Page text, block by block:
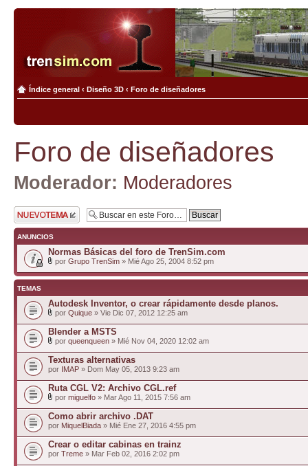
Índice general ‹ Diseño 3D ‹ Foro de diseñadores
Foro de diseñadores
Moderador: Moderadores
Publicar un nuevo
tema
ANUNCIOS
Normas Básicas del foro de TrenSim.com
por Grupo TrenSim » Mié Ago 25, 2004 8:52 pm
TEMAS
Autodesk Inventor, o crear rápidamente desde planos.
por Quique » Vie Dic 07, 2012 12:25 am
Blender a MSTS
por queenqueen » Mié Nov 04, 2020 12:02 am
Texturas alternativas
por IMAP » Dom May 05, 2013 9:23 am
Ruta CGL V2: Archivo CGL.ref
por miguelfo » Mar Ago 11, 2015 7:56 am
Como abrir archivo .DAT
por MiquelBiada » Mié Ene 27, 2016 4:55 pm
Crear o editar cabinas en trainz
por Treme » Mar Feb 02, 2016 2:02 pm